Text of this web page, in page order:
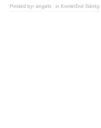
Posted by: angelo in Komerčné články